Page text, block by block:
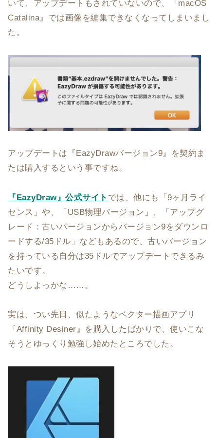
いて、アップデートもされていないので、『macOS
Catalina』では画像を編集できなくなってしまいまし
た。
アップデートは『EazyDrawバージョン9』を契約ま
たは購入するという事ですね。
『EazyDraw』公式サイト では、他にも「9ヶ月ライ
センス」や、「USB物理バージョン」、「アップグ
レード：古いバージョンからバージョン9をダウンロ
ードする/35ドル」などもあるので、古いバージョン
を持っている自分は35ドルでアップデートできるみ
たいです。
どうしよっかな……。
実は、つい先日、似たようなベクター描画アプリ
『Affinity Desiner』を購入したばかりで、使いこな
そうとゆっくり勉強し始めたところでした。